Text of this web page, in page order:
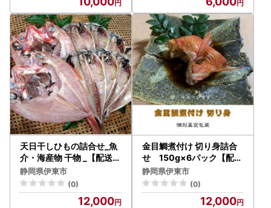
天日干しひもの詰合せ_魚
介・海産物 干物 _【配送不
可地域：離島】【112548
8】
静岡県伊東市
(0)
12,000
金目鯛煮付け 切り身詰合
せ 150g×6パック【配送
不可地域：離島】【1648
316】
静岡県伊東市
(0)
12,000